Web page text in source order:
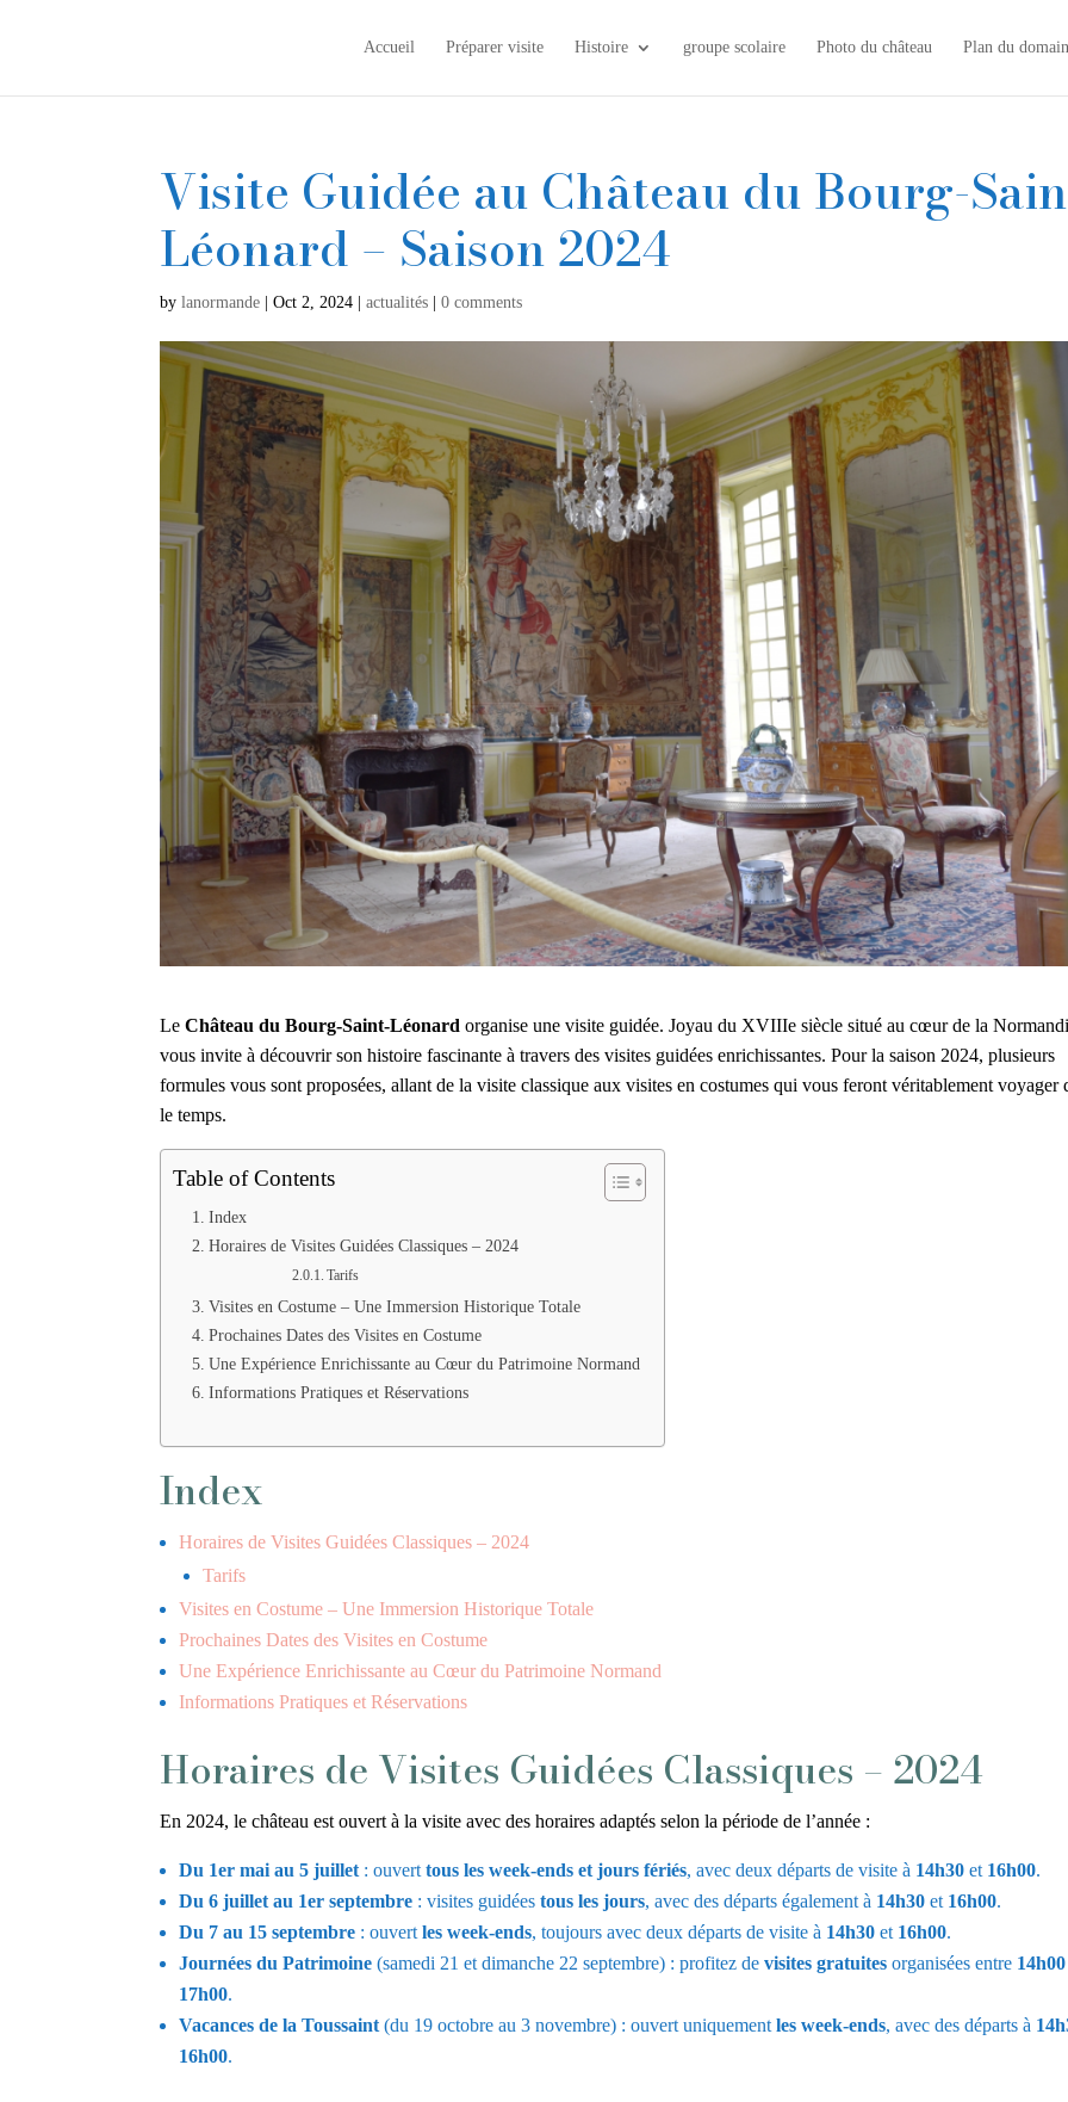
Accueil Préparer visite Histoire groupe scolaire Photo du château Plan du
Visite Guidée au Château du Bourg-
Léonard – Saison 2024
bylanormande |Oct 2, 2024 |actualités |0 comments
LeChâteau du Bourg-Saint-Léonard organise une visite guidée. Joyau du XVIIIe siècle situé au cœur de la
vous invite à découvrir son histoire fascinante à travers des visites guidées enrichissantes. Pour la saison 2024, plusieurs
formules vous sont proposées, allant de la visite classique aux visites en costumes qui vous feront véritablement voyager
le temps.
Table of Contents
Index
Horaires de Visites Guidées Classiques – 2024
Tarifs
Visites en Costume – Une Immersion Historique Totale
Prochaines Dates des Visites en Costume
Une Expérience Enrichissante au Cœur du Patrimoine Normand
Informations Pratiques et Réservations
Index
Horaires de Visites Guidées Classiques – 2024
Tarifs
Visites en Costume – Une Immersion Historique Totale
Prochaines Dates des Visites en Costume
Une Expérience Enrichissante au Cœur du Patrimoine Normand
Informations Pratiques et Réservations
Horaires de Visites Guidées Classiques – 2024
En 2024, le château est ouvert à la visite avec des horaires adaptés selon la période de l’année :
Du 1er mai au 5 juillet : ouverttous les week-ends et jours fériés, avec deux départs de visite à 14h30 et 16h00.
Du 6 juillet au 1er septembre : visites guidéestous les jours, avec des départs également à 14h30 et 16h00.
Du 7 au 15 septembre : ouvertles week-ends, toujours avec deux départs de visite à 14h30 et 16h00.
Journées du Patrimoine (samedi 21 et dimanche 22 septembre) : profitez devisites gratuites organisées entre
17h00.
Vacances de la Toussaint (du 19 octobre au 3 novembre) : ouvert uniquementles week-ends, avec des départs à
16h00.